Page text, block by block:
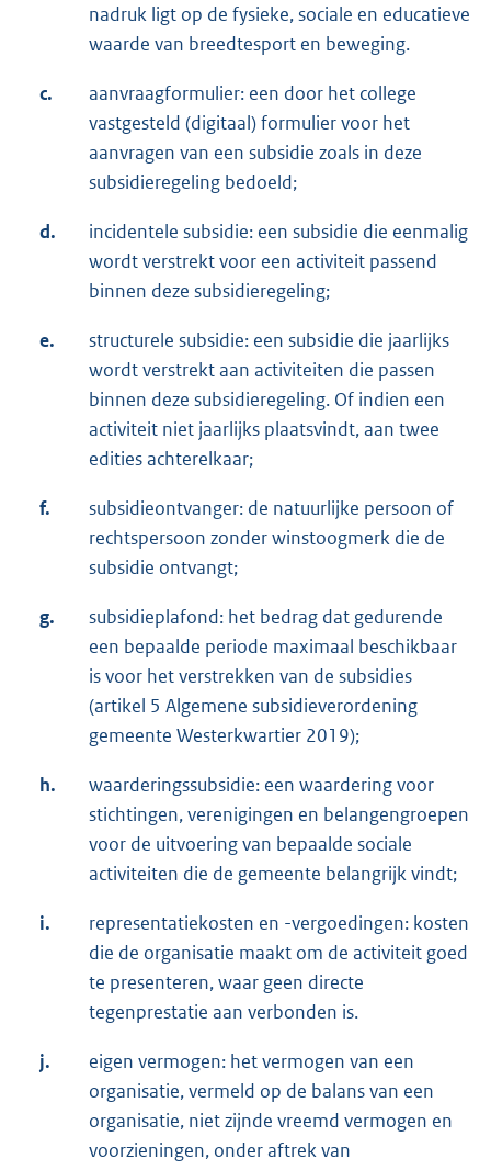
nadruk ligt op de fysieke, sociale en educatieve
waarde van breedtesport en beweging.
c.
aanvraagformulier: een door het college
vastgesteld (digitaal) formulier voor het
aanvragen van een subsidie zoals in deze
subsidieregeling bedoeld;
d.
incidentele subsidie: een subsidie die eenmalig
wordt verstrekt voor een activiteit passend
binnen deze subsidieregeling;
e.
structurele subsidie: een subsidie die jaarlijks
wordt verstrekt aan activiteiten die passen
binnen deze subsidieregeling. Of indien een
activiteit niet jaarlijks plaatsvindt, aan twee
edities achterelkaar;
f.
subsidieontvanger: de natuurlijke persoon of
rechtspersoon zonder winstoogmerk die de
subsidie ontvangt;
g.
subsidieplafond: het bedrag dat gedurende
een bepaalde periode maximaal beschikbaar
is voor het verstrekken van de subsidies
(artikel 5 Algemene subsidieverordening
gemeente Westerkwartier 2019);
h.
waarderingssubsidie: een waardering voor
stichtingen, verenigingen en belangengroepen
voor de uitvoering van bepaalde sociale
activiteiten die de gemeente belangrijk vindt;
i.
representatiekosten en -vergoedingen: kosten
die de organisatie maakt om de activiteit goed
te presenteren, waar geen directe
tegenprestatie aan verbonden is.
j.
eigen vermogen: het vermogen van een
organisatie, vermeld op de balans van een
organisatie, niet zijnde vreemd vermogen en
voorzieningen, onder aftrek van